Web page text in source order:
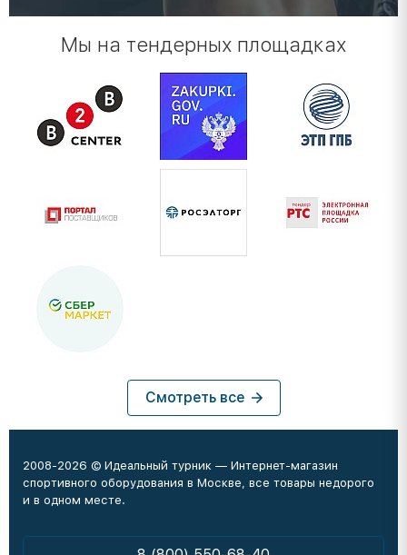
Мы на тендерных площадках
Смотреть все
2008-2026 © Идеальный турник — Интернет-магазин
спортивного оборудования в Москве, все товары недорого
и в одном месте.